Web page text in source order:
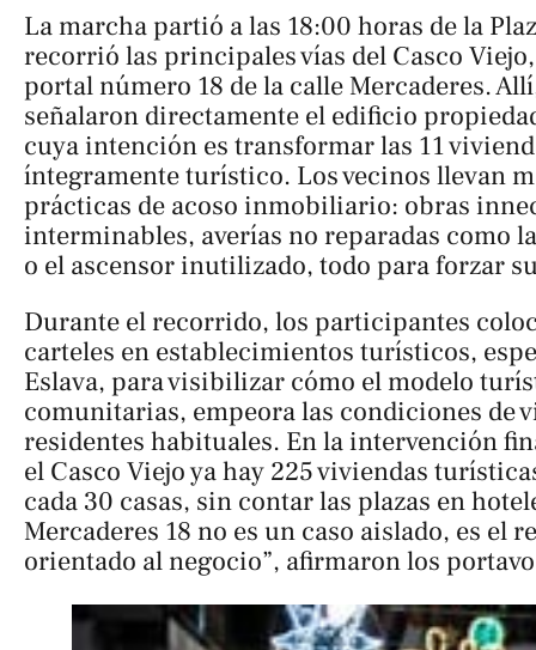
La marcha partió a las 18:00 horas de la
recorrió las principales vías del Casco
portal número 18 de la calle Mercaderes.
señalaron directamente el edificio
cuya intención es transformar las 11
íntegramente turístico. Los vecinos llevan
prácticas de acoso inmobiliario: obras
interminables, averías no reparadas como
o el ascensor inutilizado, todo para forzar
Durante el recorrido, los participantes
carteles en establecimientos turísticos,
Eslava, para visibilizar cómo el modelo
comunitarias, empeora las condiciones de
residentes habituales. En la intervención
el Casco Viejo ya hay 225 viviendas
cada 30 casas, sin contar las plazas en
Mercaderes 18 no es un caso aislado, es el
orientado al negocio”, afirmaron los